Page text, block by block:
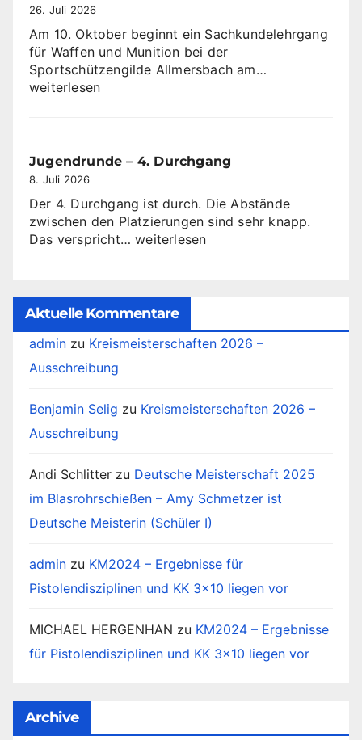
26. Juli 2026
Am 10. Oktober beginnt ein Sachkundelehrgang
für Waffen und Munition bei der
Sportschützengilde Allmersbach am…
weiterlesen
Jugendrunde – 4. Durchgang
8. Juli 2026
Der 4. Durchgang ist durch. Die Abstände
zwischen den Platzierungen sind sehr knapp.
Das verspricht…Jugendrunde
weiterlesen
Aktuelle Kommentare
admin zu Kreismeisterschaften 2026 –
Ausschreibung
Benjamin Selig zu Kreismeisterschaften 2026 –
Ausschreibung
Andi Schlitter zu Deutsche Meisterschaft 2025
im Blasrohrschießen – Amy Schmetzer ist
Deutsche Meisterin (Schüler I)
admin zu KM2024 – Ergebnisse für
Pistolendisziplinen und KK 3×10 liegen vor
MICHAEL HERGENHAN zu KM2024 – Ergebnisse
für Pistolendisziplinen und KK 3×10 liegen vor
Archive